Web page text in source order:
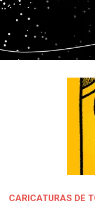
CARICATURAS DE